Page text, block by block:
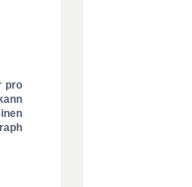
pro